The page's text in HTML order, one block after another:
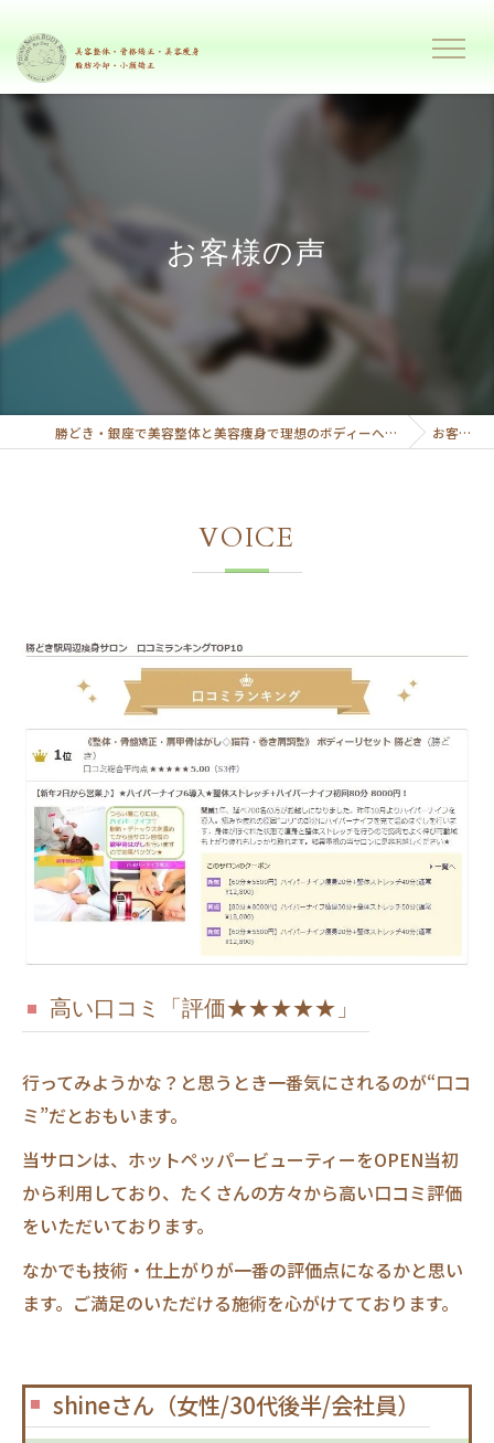
お客様の声
勝どき・銀座で美容整体と美容痩身で理想のボディーへ導くプライベートサロンボディーリセット お客様の声
VOICE
高い口コミ「評価★★★★★」
行ってみようかな？と思うとき一番気にされるのが“口コ
ミ”だとおもいます。
当サロンは、ホットペッパービューティーをOPEN当初
から利用しており、たくさんの方々から高い口コミ評価
をいただいております。
なかでも技術・仕上がりが一番の評価点になるかと思い
ます。ご満足のいただける施術を心がけてております。
shineさん（女性/30代後半/会社員）